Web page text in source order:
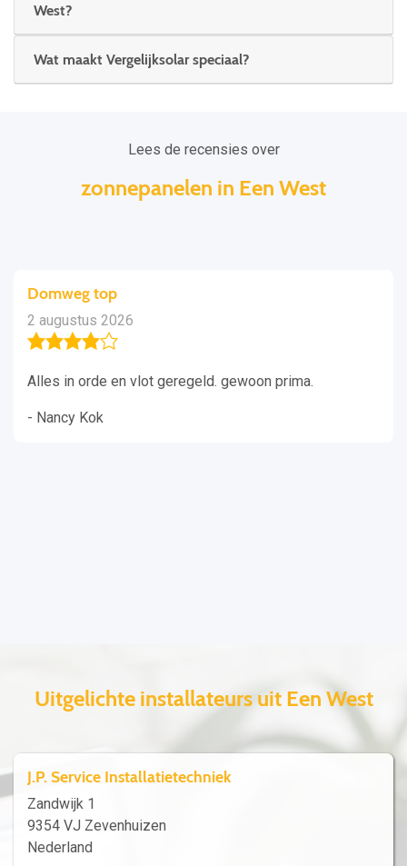
West?
Wat maakt Vergelijksolar speciaal?
Lees de recensies over
zonnepanelen in Een West
Domweg top
2 augustus 2026
Alles in orde en vlot geregeld. gewoon prima.
- Nancy Kok
Uitgelichte installateurs uit Een West
J.P. Service Installatietechniek
Zandwijk 1
9354 VJ Zevenhuizen
Nederland